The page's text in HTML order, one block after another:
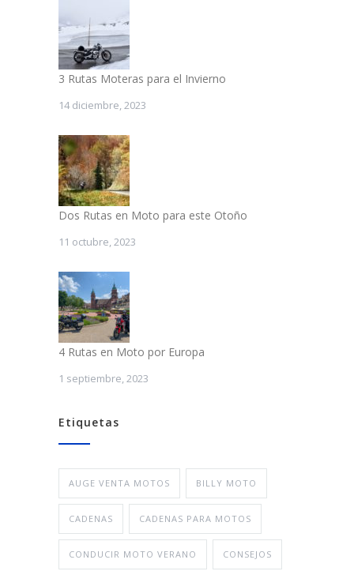
3 Rutas Moteras para el Invierno
14 diciembre, 2023
Dos Rutas en Moto para este Otoño
11 octubre, 2023
4 Rutas en Moto por Europa
1 septiembre, 2023
Etiquetas
AUGE VENTA MOTOS BILLY MOTO
CADENAS CADENAS PARA MOTOS
CONDUCIR MOTO VERANO CONSEJOS